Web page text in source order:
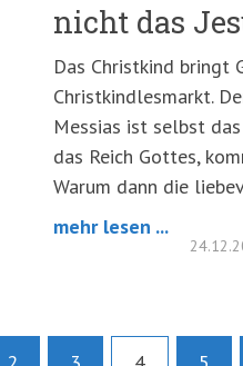
nicht das
Das Christkind bringt
Christkindlesmarkt.
Messias ist selbst
das Reich Gottes,
Warum dann die
mehr lesen ...